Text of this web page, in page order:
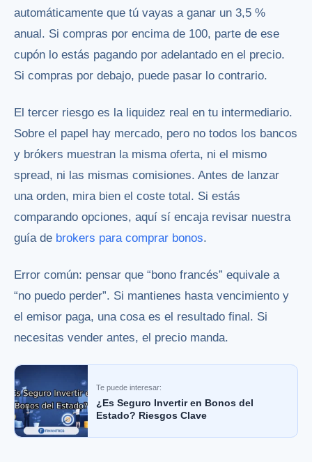
automáticamente que tú vayas a ganar un 3,5 %
anual. Si compras por encima de 100, parte de ese
cupón lo estás pagando por adelantado en el precio.
Si compras por debajo, puede pasar lo contrario.
El tercer riesgo es la liquidez real en tu intermediario.
Sobre el papel hay mercado, pero no todos los bancos
y brókers muestran la misma oferta, ni el mismo
spread, ni las mismas comisiones. Antes de lanzar
una orden, mira bien el coste total. Si estás
comparando opciones, aquí sí encaja revisar nuestra
guía de brokers para comprar bonos.
Error común: pensar que “bono francés” equivale a
“no puedo perder”. Si mantienes hasta vencimiento y
el emisor paga, una cosa es el resultado final. Si
necesitas vender antes, el precio manda.
Te puede interesar:
¿Es Seguro Invertir en Bonos del
Estado? Riesgos Clave